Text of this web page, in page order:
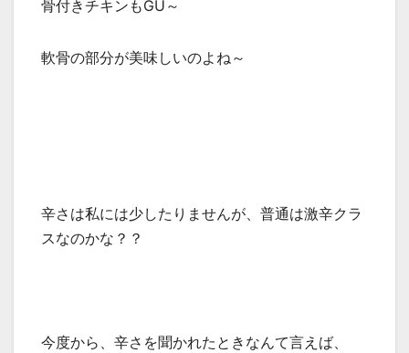
骨付きチキンもGU～
軟骨の部分が美味しいのよね～
辛さは私には少したりませんが、普通は激辛クラ
スなのかな？？
今度から、辛さを聞かれたときなんて言えば、